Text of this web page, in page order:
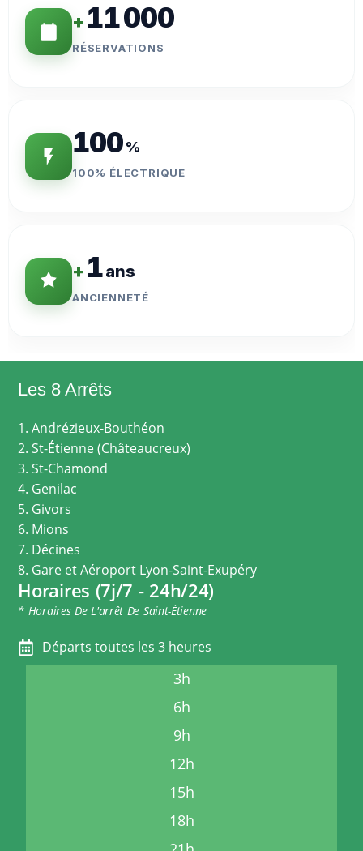
+11 000
RÉSERVATIONS
100%
100% ÉLECTRIQUE
+1ans
ANCIENNETÉ
Les 8 Arrêts
1. Andrézieux-Bouthéon
2. St-Étienne (Châteaucreux)
3. St-Chamond
4. Genilac
5. Givors
6. Mions
7. Décines
8. Gare et Aéroport Lyon-Saint-Exupéry
Horaires (7j/7 - 24h/24)
* Horaires De L'arrêt De Saint-Étienne
Départs toutes les 3 heures
3h
6h
9h
12h
15h
18h